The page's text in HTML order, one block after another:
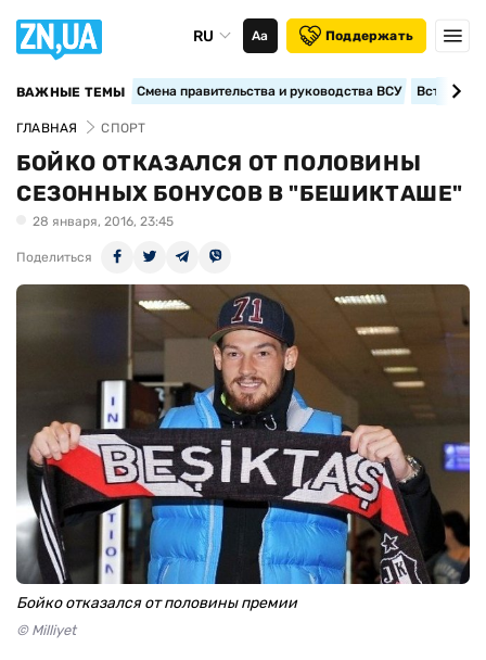
RU Аа Поддержать
ВАЖНЫЕ ТЕМЫ Смена правительства и руководства ВСУ
ГЛАВНАЯ СПОРТ
БОЙКО ОТКАЗАЛСЯ ОТ ПОЛОВИНЫ
СЕЗОННЫХ БОНУСОВ В "БЕШИКТАШЕ"
28 января, 2016, 23:45
Поделиться
Бойко отказался от половины премии
© Milliyet